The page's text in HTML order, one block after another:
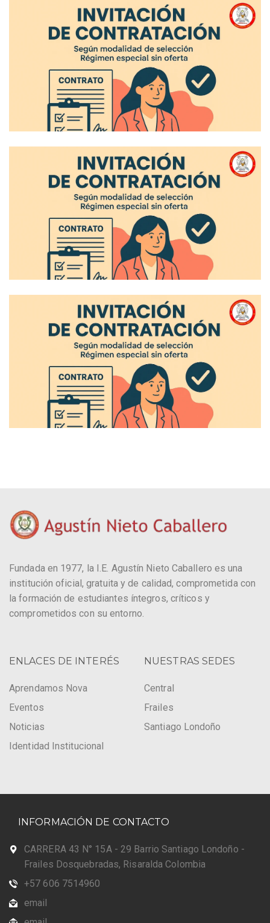
Fundada en 1977, la I.E. Agustín Nieto Caballero es una
institución oficial, gratuita y de calidad, comprometida con
la formación de estudiantes íntegros, críticos y
comprometidos con su entorno.
ENLACES DE INTERÉS
Aprendamos Nova
Eventos
Noticias
Identidad Institucional
NUESTRAS SEDES
Central
Frailes
Santiago Londoño
INFORMACIÓN DE CONTACTO
CARRERA 43 N° 15A - 29 Barrio Santiago Londoño -
Frailes Dosquebradas, Risaralda Colombia
+57 606 7514960
email